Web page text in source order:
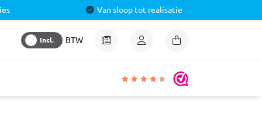
Van sloop tot realisatie
Incl. BTW